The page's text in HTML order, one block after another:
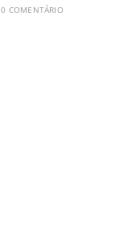
0 COMENTÁRIO